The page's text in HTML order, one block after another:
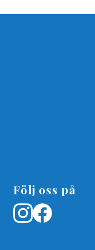
Följ oss på